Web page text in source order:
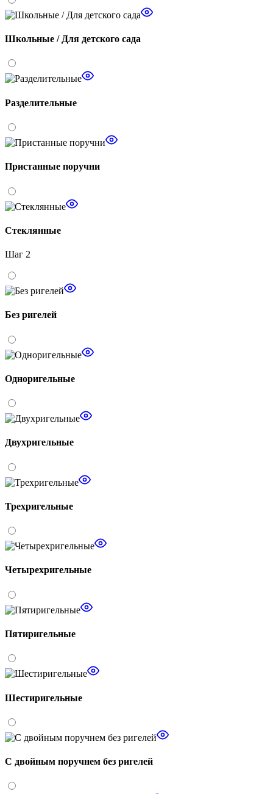
Школьные / Для детского сада
Разделительные
Пристанные поручни
Стеклянные
Шаг 2
Без ригелей
Одноригельные
Двухригельные
Трехригельные
Четырехригельные
Пятиригельные
Шестиригельные
С двойным поручнем без ригелей